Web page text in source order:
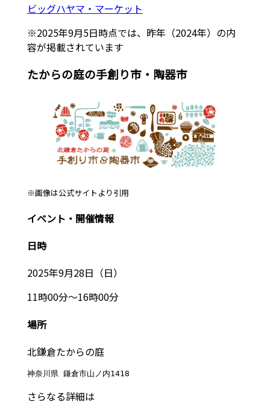
ビッグハヤマ・マーケット
※2025年9月5日時点では、昨年（2024年）の内
容が掲載されています
たからの庭の手創り市・陶器市
※画像は公式サイトより引用
イベント・開催情報
日時
2025年9月28日（日）
11時00分～16時00分
場所
北鎌倉たからの庭
神奈川県 鎌倉市山ノ内1418
さらなる詳細は